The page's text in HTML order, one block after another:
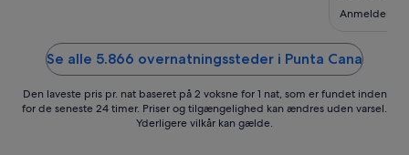
Anmeldelse
Se alle 5.866 overnatningssteder i Punta Cana
Den laveste pris pr. nat baseret på 2 voksne for 1 nat, som er fundet inden
for de seneste 24 timer. Priser og tilgængelighed kan ændres uden varsel.
Yderligere vilkår kan gælde.